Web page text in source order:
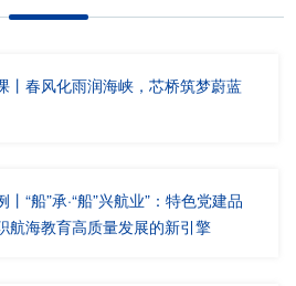
丨春风化雨润海峡，芯桥筑梦蔚蓝
“船”承·“船”兴航业”：特色党建品
航海教育高质量发展的新引擎